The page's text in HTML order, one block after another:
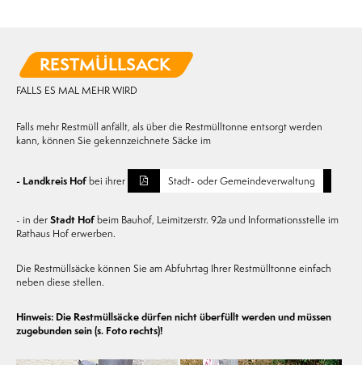
RESTMÜLLSACK
FALLS ES MAL MEHR WIRD
Falls mehr Restmüll anfällt, als über die Restmülltonne entsorgt werden
kann, können Sie gekennzeichnete Säcke im
- Landkreis Hofbei ihrer Stadt- oder Gemeindeverwaltung
- in der Stadt Hofbeim Bauhof, Leimitzerstr. 92a und Informationsstelle im
Rathaus Hof erwerben.
Die Restmüllsäcke können Sie am Abfuhrtag Ihrer Restmülltonne einfach
neben diese stellen.
Hinweis: Die Restmüllsäcke dürfen nicht überfüllt werden und müssen
zugebunden sein (s. Foto rechts)!